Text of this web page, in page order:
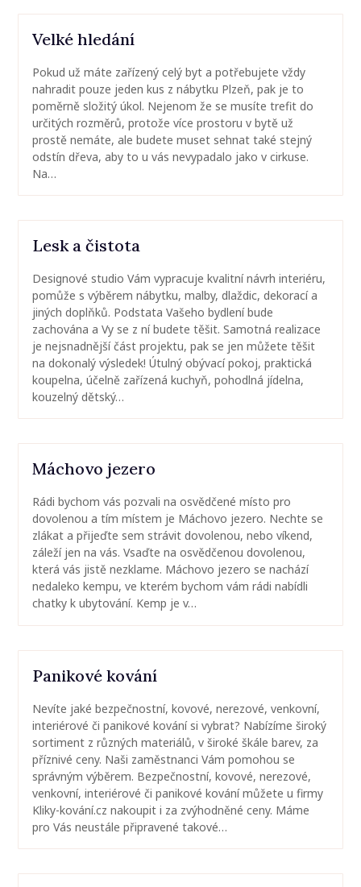
Velké hledání
Pokud už máte zařízený celý byt a potřebujete vždy
nahradit pouze jeden kus z nábytku Plzeň, pak je to
poměrně složitý úkol. Nejenom že se musíte trefit do
určitých rozměrů, protože více prostoru v bytě už
prostě nemáte, ale budete muset sehnat také stejný
odstín dřeva, aby to u vás nevypadalo jako v cirkuse.
Na…
Lesk a čistota
Designové studio Vám vypracuje kvalitní návrh interiéru,
pomůže s výběrem nábytku, malby, dlaždic, dekorací a
jiných doplňků. Podstata Vašeho bydlení bude
zachována a Vy se z ní budete těšit. Samotná realizace
je nejsnadnější část projektu, pak se jen můžete těšit
na dokonalý výsledek! Útulný obývací pokoj, praktická
koupelna, účelně zařízená kuchyň, pohodlná jídelna,
kouzelný dětský…
Máchovo jezero
Rádi bychom vás pozvali na osvědčené místo pro
dovolenou a tím místem je Máchovo jezero. Nechte se
zlákat a přijeďte sem strávit dovolenou, nebo víkend,
záleží jen na vás. Vsaďte na osvědčenou dovolenou,
která vás jistě nezklame. Máchovo jezero se nachází
nedaleko kempu, ve kterém bychom vám rádi nabídli
chatky k ubytování. Kemp je v…
Panikové kování
Nevíte jaké bezpečnostní, kovové, nerezové, venkovní,
interiérové či panikové kování si vybrat? Nabízíme široký
sortiment z různých materiálů, v široké škále barev, za
příznivé ceny. Naši zaměstnanci Vám pomohou se
správným výběrem. Bezpečnostní, kovové, nerezové,
venkovní, interiérové či panikové kování můžete u firmy
Kliky-kování.cz nakoupit i za zvýhodněné ceny. Máme
pro Vás neustále připravené takové…